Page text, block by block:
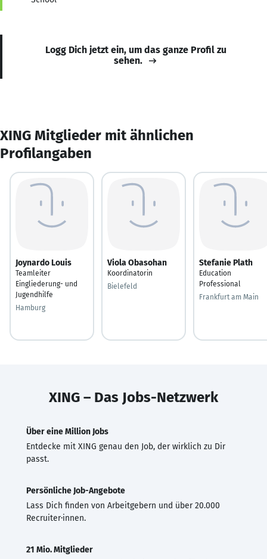
Logg Dich jetzt ein, um das ganze Profil zu
sehen.
XING Mitglieder mit ähnlichen
Profilangaben
Joynardo Louis
Teamleiter
Eingliederung- und
Jugendhilfe
Hamburg
Viola Obasohan
Koordinatorin
Bielefeld
Stefanie Plath
Education
Professional
Frankfurt am Main
XING – Das Jobs-Netzwerk
Über eine Million Jobs
Entdecke mit XING genau den Job, der wirklich zu Dir
passt.
Persönliche Job-Angebote
Lass Dich finden von Arbeitgebern und über 20.000
Recruiter·innen.
21 Mio. Mitglieder